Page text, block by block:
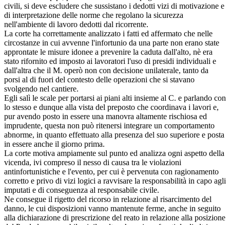
civili, si deve escludere che sussistano i dedotti vizi di motivazione e
di interpretazione delle norme che regolano la sicurezza
nell'ambiente di lavoro dedotti dal ricorrente.
La corte ha correttamente analizzato i fatti ed affermato che nelle
circostanze in cui avvenne l'infortunio da una parte non erano state
approntate le misure idonee a prevenire la caduta dall'alto, nè era
stato rifornito ed imposto ai lavoratori l'uso di presidi individuali e
dall'altra che il M. operò non con decisione unilaterale, tanto da
porsi al di fuori del contesto delle operazioni che si stavano
svolgendo nel cantiere.
Egli salì le scale per portarsi ai piani alti insieme al C. e parlando con
lo stesso e dunque alla vista del preposto che coordinava i lavori e,
pur avendo posto in essere una manovra altamente rischiosa ed
imprudente, questa non può ritenersi integrare un comportamento
abnorme, in quanto effettuato alla presenza del suo superiore e posta
in essere anche il giorno prima.
La corte motiva ampiamente sul punto ed analizza ogni aspetto della
vicenda, ivi compreso il nesso di causa tra le violazioni
antinfortunistiche e l'evento, per cui è pervenuta con ragionamento
corretto e privo di vizi logici a ravvisare la responsabilità in capo agli
imputati e di conseguenza al responsabile civile.
Ne consegue il rigetto del ricorso in relazione al risarcimento del
danno, le cui disposizioni vanno mantenute ferme, anche in seguito
alla dichiarazione di prescrizione del reato in relazione alla posizione